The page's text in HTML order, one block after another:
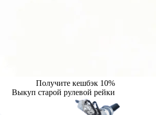
Получите кешбэк 10%
Выкуп старой рулевой рейки